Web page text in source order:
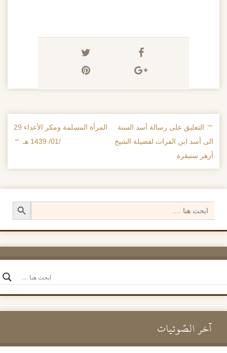
تصفح الإدراجات
← التعليق على رسالة أسد السنة
الى أسد ابن الفرات لفضيلة الشيخ
أزهر سنيقرة
المرأة المسلمة ومكر الأعداء 29
/01/ 1439 هـ
→
for:
Search Button
آخر الصَّوتيات